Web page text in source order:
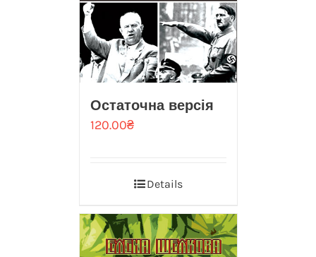
Остаточна версія
120.00₴
Details